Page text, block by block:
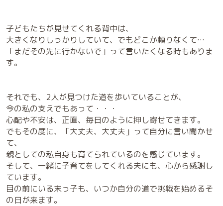
子どもたちが見せてくれる背中は、
大きくなりしっかりしていて、でもどこか頼りなくて…
「まだその先に行かないで」って言いたくなる時もありま
す。
それでも、2人が見つけた道を歩いていることが、
今の私の支えでもあって・・・
心配や不安は、正直、毎日のように押し寄せてきます。
でもその度に、「大丈夫、大丈夫」って自分に言い聞かせ
て、
親としての私自身も育てられているのを感じています。
そして、一緒に子育てをしてくれる夫にも、心から感謝し
ています。
目の前にいる末っ子も、いつか自分の道で挑戦を始めるそ
の日が来ます。